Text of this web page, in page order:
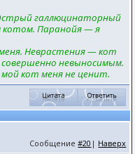
галлюцинаторный
котом. Паранойя — я
Неврастения — кот
невыносимым.
кот меня не ценит.
Сообщение#20 | Наверх